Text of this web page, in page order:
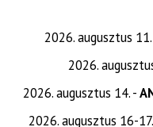
2026. augusztus
2026.
2026. augusztus 14. -
2026. augusztus 16-